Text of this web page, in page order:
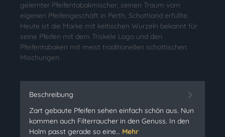
gelernter Pfeifentabakmischer, seinen Traum vom
eigenen Pfeifengeschäft in Perth, Schottland erfüllte.
Heute ist die Marke mit keltischen Wurzeln bekannt für
seine Pfeifen mit dem Triskele Logo und den
Pfeifentabaken mit meist traditionellen schottischen
Mischungen.
Beschreibung
Zart gebaute Pfeifen sehen einfach schön aus. Nun
kommen auch Filterraucher in den Genuss. In den
Holm passt gerade so eine… Mehr